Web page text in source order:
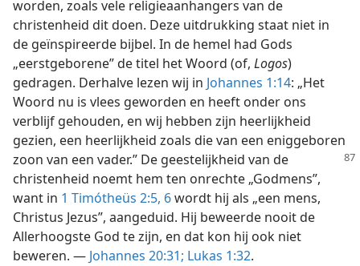
worden, zoals vele religieaanhangers van de
christenheid dit doen. Deze uitdrukking staat niet in
de geïnspireerde bijbel. In de hemel had Gods
„eerstgeborene” de titel het Woord (of, Logos)
gedragen. Derhalve lezen wij in Johannes 1:14: „Het
Woord nu is vlees geworden en heeft onder ons
verblijf gehouden, en wij hebben zijn heerlijkheid
gezien, een heerlijkheid zoals die van een eniggeboren
zoon van een vader.” De geestelijkheid van de
christenheid noemt hem ten onrechte „Godmens”,
want in 1 Timótheüs 2:5, 6wordt hij als „een mens,
Christus Jezus”, aangeduid. Hij beweerde nooit de
Allerhoogste God te zijn, en dat kon hij ook niet
beweren. — Johannes 20:31; Lukas 1:32.